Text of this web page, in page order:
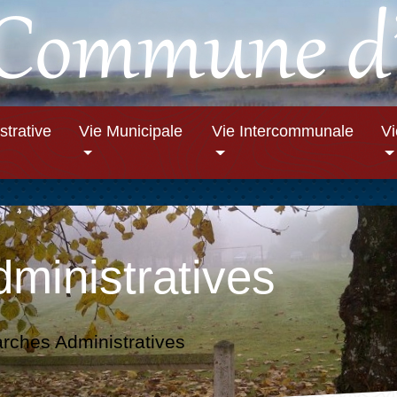
Vie Municipale Vie Intercommunale
Administratives